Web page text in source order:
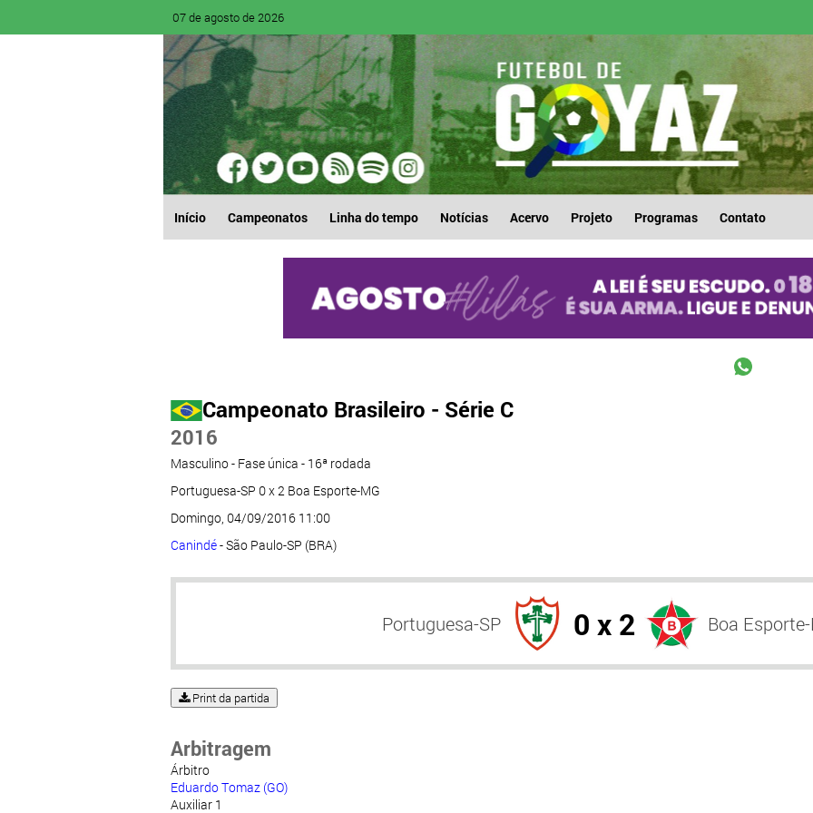
07 de agosto de 2026
Início Campeonatos Linha do tempo Notícias Acervo Projeto Programas Contato
Campeonato Brasileiro - Série C
2016
Masculino - Fase única - 16ª rodada
Portuguesa-SP 0 x 2 Boa Esporte-MG
Domingo, 04/09/2016 11:00
Canindé- São Paulo-SP (BRA)
Portuguesa-SP 0 x 2 Boa
Print da partida
Arbitragem
Árbitro
Eduardo Tomaz (GO)
Auxiliar 1